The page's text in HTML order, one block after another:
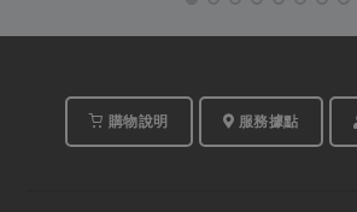
厚、拍平就是很大塊的
豬排，灑上原料採有機
粉，一豬多吃，還有涼
拌粉肝、辣燒豬腳，簡
購物說明 服務據點